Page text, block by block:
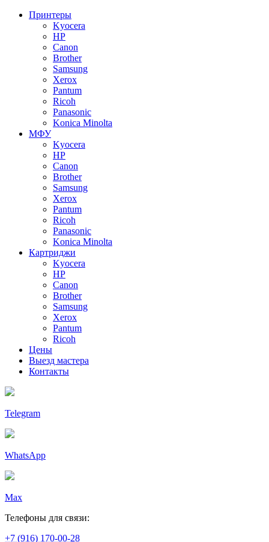
Принтеры
Kyocera
HP
Canon
Brother
Samsung
Xerox
Pantum
Ricoh
Panasonic
Konica Minolta
МФУ
Kyocera
HP
Canon
Brother
Samsung
Xerox
Pantum
Ricoh
Panasonic
Konica Minolta
Картриджи
Kyocera
HP
Canon
Brother
Samsung
Xerox
Pantum
Ricoh
Цены
Выезд мастера
Контакты
Telegram
WhatsApp
Max
Телефоны для связи:
+7 (916) 170-00-28